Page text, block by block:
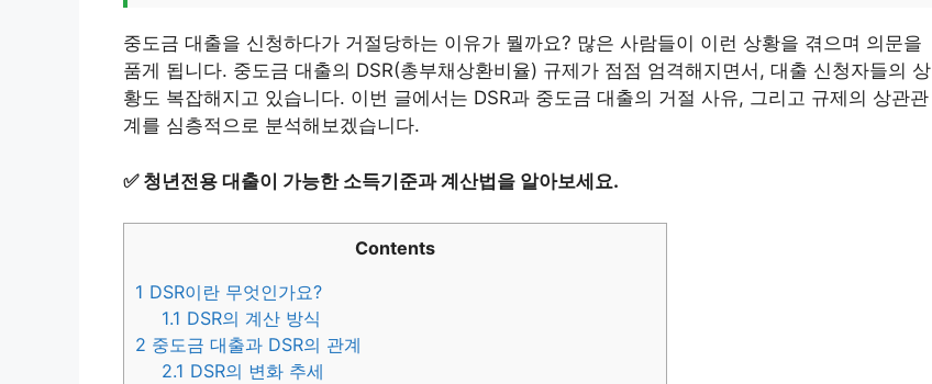
중도금 대출을 신청하다가 거절당하는 이유가 뭘까요? 많은 사람들이 이런 상황을 겪으며 의문을
품게 됩니다. 중도금 대출의 DSR(총부채상환비율) 규제가 점점 엄격해지면서, 대출 신청자들의 상
황도 복잡해지고 있습니다. 이번 글에서는 DSR과 중도금 대출의 거절 사유, 그리고 규제의 상관관
계를 심층적으로 분석해보겠습니다.
✅ 청년전용 대출이 가능한 소득기준과 계산법을 알아보세요.
Contents
1 DSR이란 무엇인가요?
1.1 DSR의 계산 방식
2 중도금 대출과 DSR의 관계
2.1 DSR의 변화 추세